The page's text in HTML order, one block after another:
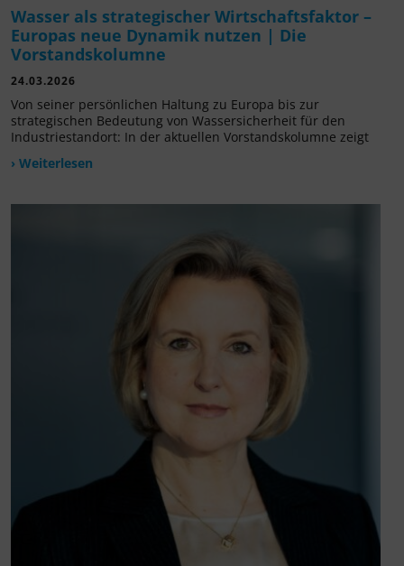
Wasser als strategischer Wirtschaftsfaktor –
Europas neue Dynamik nutzen | Die
Vorstandskolumne
24.03.2026
Von seiner persönlichen Haltung zu Europa bis zur
strategischen Bedeutung von Wassersicherheit für den
Industriestandort: In der aktuellen Vorstandskolumne zeigt
› Weiterlesen